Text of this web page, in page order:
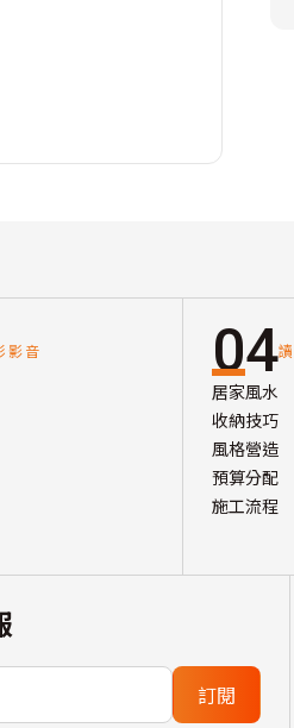
影音 04
居家風水
收納技巧
風格營造
預算分配
施工流程
訂閱